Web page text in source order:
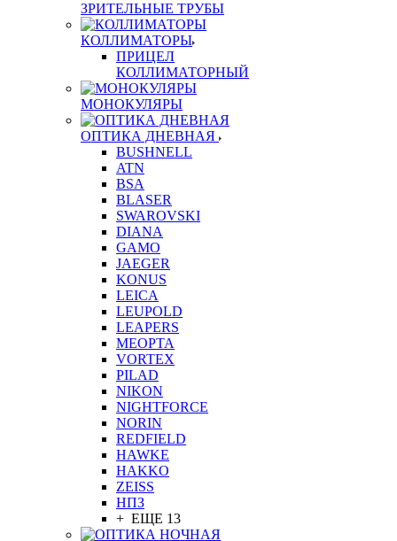
ЗРИТЕЛЬНЫЕ ТРУБЫ
КОЛЛИМАТОРЫ
ПРИЦЕЛ
КОЛЛИМАТОРНЫЙ
МОНОКУЛЯРЫ
ОПТИКА ДНЕВНАЯ
BUSHNELL
ATN
BSA
BLASER
SWAROVSKI
DIANA
GAMO
JAEGER
KONUS
LEICA
LEUPOLD
LEAPERS
MEOPTA
VORTEX
PILAD
NIKON
NIGHTFORCE
NORIN
REDFIELD
HAWKE
HAKKO
ZEISS
НПЗ
+ ЕЩЕ 13